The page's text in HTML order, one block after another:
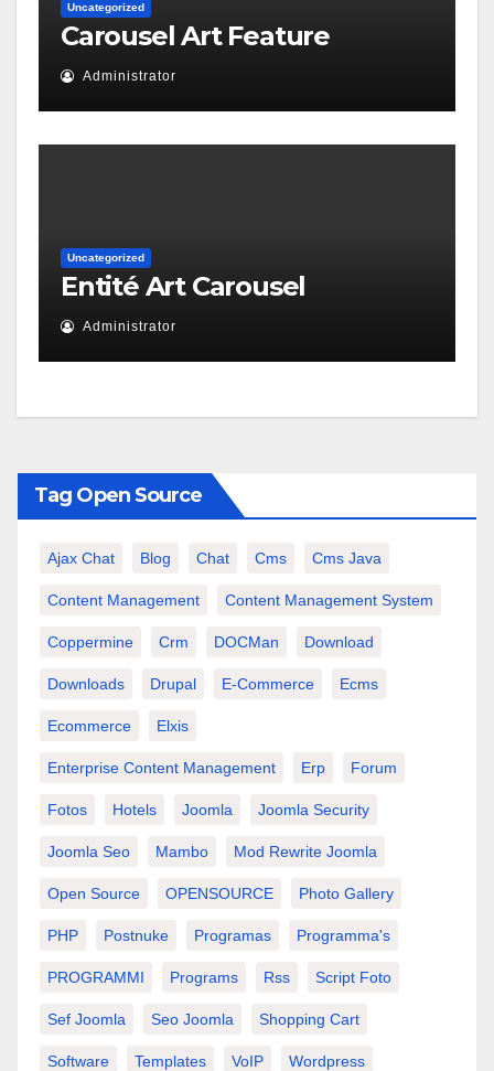
Uncategorized
Carousel Art Feature
Administrator
Uncategorized
Entité Art Carousel
Administrator
Tag Open Source
Ajax Chat Blog Chat Cms Cms Java
Content Management Content Management System
Coppermine Crm DOCMan Download
Downloads Drupal E-Commerce Ecms
Ecommerce Elxis
Enterprise Content Management Erp Forum
Fotos Hotels Joomla Joomla Security
Joomla Seo Mambo Mod Rewrite Joomla
Open Source OPENSOURCE Photo Gallery
PHP Postnuke Programas Programma's
PROGRAMMI Programs Rss Script Foto
Sef Joomla Seo Joomla Shopping Cart
Software Templates VoIP Wordpress